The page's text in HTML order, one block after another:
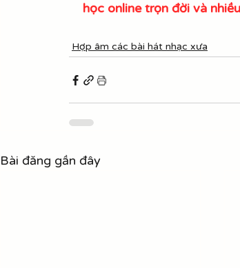
học online trọn đời và
Hợp âm các bài hát nhạc xưa
Bài đăng gần đây